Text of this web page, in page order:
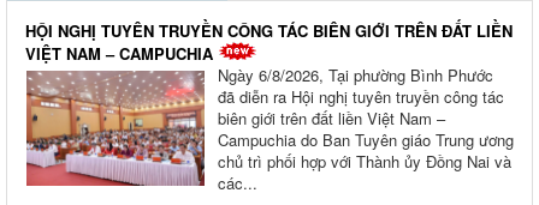
HỘI NGHỊ TUYÊN TRUYỀN CÔNG TÁC BIÊN GIỚI TRÊN ĐẤT LIỀN
VIỆT NAM – CAMPUCHIA
Ngày 6/8/2026, Tại phường Bình Phước
đã diễn ra Hội nghị tuyên truyền công tác
biên giới trên đất liền Việt Nam –
Campuchia do Ban Tuyên giáo Trung ương
chủ trì phối hợp với Thành ủy Đồng Nai và
các...